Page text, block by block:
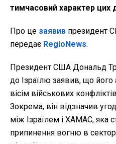
тимчасовий характер цих
Про це заявив президент
передає RegioNews.
Президент США Дональд
до Ізраїлю заявив, що його
вісім військових
Зокрема, він відзначив
між Ізраїлем і ХАМАС, яка
припинення вогню в